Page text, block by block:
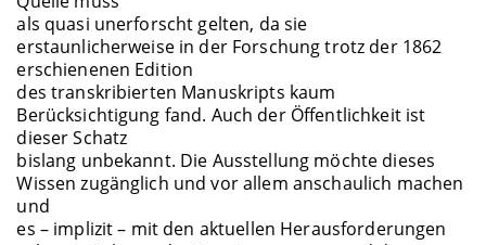
als quasi unerforscht gelten, da sie
erstaunlicherweise in der Forschung trotz der 1862
erschienenen Edition
des transkribierten Manuskripts kaum
Berücksichtigung fand. Auch der Öffentlichkeit ist
dieser Schatz
bislang unbekannt. Die Ausstellung möchte dieses
Wissen zugänglich und vor allem anschaulich machen
und
es – implizit – mit den aktuellen Herausforderungen